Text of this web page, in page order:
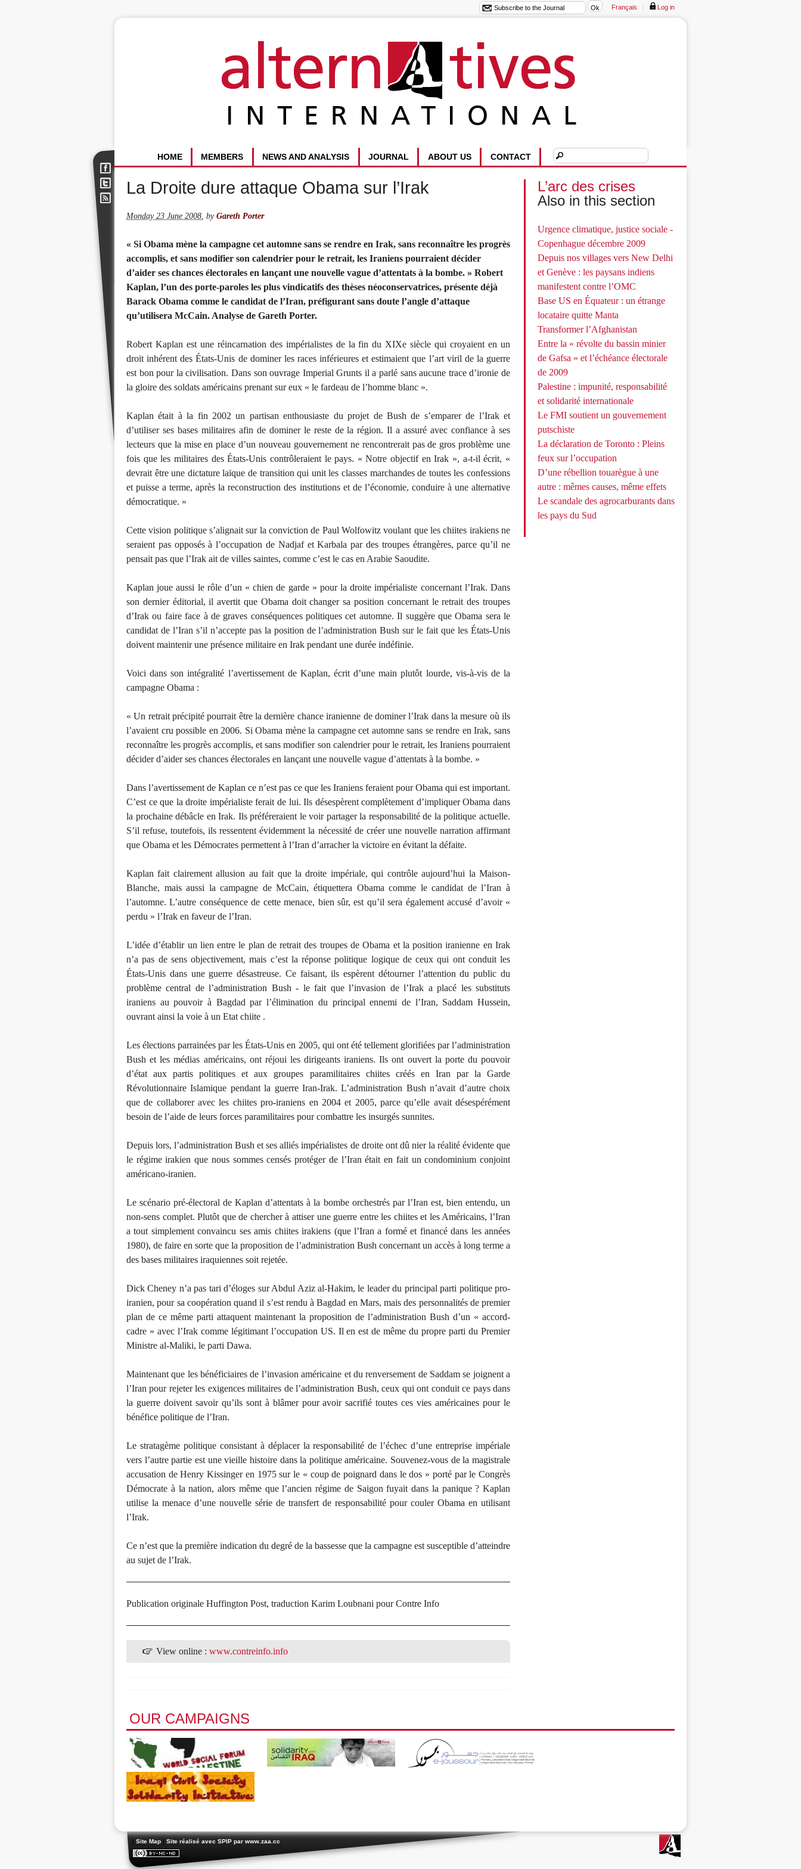
Français | Log in
CONTACT
ABOUT US
JOURNAL
NEWS AND ANALYSIS
MEMBERS
HOME
La Droite dure attaque Obama sur l’Irak
Monday 23 June 2008, byGareth Porter
« Si Obama mène la campagne cet automne sans se rendre en Irak, sans reconnaître les progrès
accomplis, et sans modifier son calendrier pour le retrait, les Iraniens pourraient décider
d’aider ses chances électorales en lançant une nouvelle vague d’attentats à la bombe. » Robert
Kaplan, l’un des porte-paroles les plus vindicatifs des thèses néoconservatrices, présente déjà
Barack Obama comme le candidat de l’Iran, préfigurant sans doute l’angle d’attaque
qu’utilisera McCain. Analyse de Gareth Porter.
Robert Kaplan est une réincarnation des impérialistes de la fin du XIXe siècle qui croyaient en un
droit inhérent des États-Unis de dominer les races inférieures et estimaient que l’art viril de la guerre
est bon pour la civilisation. Dans son ouvrage Imperial Grunts il a parlé sans aucune trace d’ironie de
la gloire des soldats américains prenant sur eux « le fardeau de l’homme blanc ».
Kaplan était à la fin 2002 un partisan enthousiaste du projet de Bush de s’emparer de l’Irak et
d’utiliser ses bases militaires afin de dominer le reste de la région. Il a assuré avec confiance à ses
lecteurs que la mise en place d’un nouveau gouvernement ne rencontrerait pas de gros problème une
fois que les militaires des États-Unis contrôleraient le pays. « Notre objectif en Irak », a-t-il écrit, «
devrait être une dictature laïque de transition qui unit les classes marchandes de toutes les confessions
et puisse a terme, après la reconstruction des institutions et de l’économie, conduire à une alternative
démocratique. »
Cette vision politique s’alignait sur la conviction de Paul Wolfowitz voulant que les chiites irakiens ne
seraient pas opposés à l’occupation de Nadjaf et Karbala par des troupes étrangères, parce qu’il ne
pensait pas que l’Irak ait de villes saintes, comme c’est le cas en Arabie Saoudite.
Kaplan joue aussi le rôle d’un « chien de garde » pour la droite impérialiste concernant l’Irak. Dans
son dernier éditorial, il avertit que Obama doit changer sa position concernant le retrait des troupes
d’Irak ou faire face à de graves conséquences politiques cet automne. Il suggère que Obama sera le
candidat de l’Iran s’il n’accepte pas la position de l’administration Bush sur le fait que les États-Unis
doivent maintenir une présence militaire en Irak pendant une durée indéfinie.
Voici dans son intégralité l’avertissement de Kaplan, écrit d’une main plutôt lourde, vis-à-vis de la
campagne Obama :
« Un retrait précipité pourrait être la dernière chance iranienne de dominer l’Irak dans la mesure où ils
l’avaient cru possible en 2006. Si Obama mène la campagne cet automne sans se rendre en Irak, sans
reconnaître les progrès accomplis, et sans modifier son calendrier pour le retrait, les Iraniens pourraient
décider d’aider ses chances électorales en lançant une nouvelle vague d’attentats à la bombe. »
Dans l’avertissement de Kaplan ce n’est pas ce que les Iraniens feraient pour Obama qui est important.
C’est ce que la droite impérialiste ferait de lui. Ils désespèrent complètement d’impliquer Obama dans
la prochaine débâcle en Irak. Ils préféreraient le voir partager la responsabilité de la politique actuelle.
S’il refuse, toutefois, ils ressentent évidemment la nécessité de créer une nouvelle narration affirmant
que Obama et les Démocrates permettent à l’Iran d’arracher la victoire en évitant la défaite.
Kaplan fait clairement allusion au fait que la droite impériale, qui contrôle aujourd’hui la Maison-
Blanche, mais aussi la campagne de McCain, étiquettera Obama comme le candidat de l’Iran à
l’automne. L’autre conséquence de cette menace, bien sûr, est qu’il sera également accusé d’avoir «
perdu » l’Irak en faveur de l’Iran.
L’idée d’établir un lien entre le plan de retrait des troupes de Obama et la position iranienne en Irak
n’a pas de sens objectivement, mais c’est la réponse politique logique de ceux qui ont conduit les
États-Unis dans une guerre désastreuse. Ce faisant, ils espèrent détourner l’attention du public du
problème central de l’administration Bush - le fait que l’invasion de l’Irak a placé les substituts
iraniens au pouvoir à Bagdad par l’élimination du principal ennemi de l’Iran, Saddam Hussein,
ouvrant ainsi la voie à un Etat chiite .
Les élections parrainées par les États-Unis en 2005, qui ont été tellement glorifiées par l’administration
Bush et les médias américains, ont réjoui les dirigeants iraniens. Ils ont ouvert la porte du pouvoir
d’état aux partis politiques et aux groupes paramilitaires chiites créés en Iran par la Garde
Révolutionnaire Islamique pendant la guerre Iran-Irak. L’administration Bush n’avait d’autre choix
que de collaborer avec les chiites pro-iraniens en 2004 et 2005, parce qu’elle avait désespérément
besoin de l’aide de leurs forces paramilitaires pour combattre les insurgés sunnites.
Depuis lors, l’administration Bush et ses alliés impérialistes de droite ont dû nier la réalité évidente que
le régime irakien que nous sommes censés protéger de l’Iran était en fait un condominium conjoint
américano-iranien.
Le scénario pré-électoral de Kaplan d’attentats à la bombe orchestrés par l’Iran est, bien entendu, un
non-sens complet. Plutôt que de chercher à attiser une guerre entre les chiites et les Américains, l’Iran
a tout simplement convaincu ses amis chiites irakiens (que l’Iran a formé et financé dans les années
1980), de faire en sorte que la proposition de l’administration Bush concernant un accès à long terme a
des bases militaires iraquiennes soit rejetée.
Dick Cheney n’a pas tari d’éloges sur Abdul Aziz al-Hakim, le leader du principal parti politique pro-
iranien, pour sa coopération quand il s’est rendu à Bagdad en Mars, mais des personnalités de premier
plan de ce même parti attaquent maintenant la proposition de l’administration Bush d’un « accord-
cadre » avec l’Irak comme légitimant l’occupation US. Il en est de même du propre parti du Premier
Ministre al-Maliki, le parti Dawa.
Maintenant que les bénéficiaires de l’invasion américaine et du renversement de Saddam se joignent a
l’Iran pour rejeter les exigences militaires de l’administration Bush, ceux qui ont conduit ce pays dans
la guerre doivent savoir qu’ils sont à blâmer pour avoir sacrifié toutes ces vies américaines pour le
bénéfice politique de l’Iran.
Le stratagème politique consistant à déplacer la responsabilité de l’échec d’une entreprise impériale
vers l’autre partie est une vieille histoire dans la politique américaine. Souvenez-vous de la magistrale
accusation de Henry Kissinger en 1975 sur le « coup de poignard dans le dos » porté par le Congrès
Démocrate à la nation, alors même que l’ancien régime de Saigon fuyait dans la panique ? Kaplan
utilise la menace d’une nouvelle série de transfert de responsabilité pour couler Obama en utilisant
l’Irak.
Ce n’est que la première indication du degré de la bassesse que la campagne est susceptible d’atteindre
au sujet de l’Irak.
Publication originale Huffington Post, traduction Karim Loubnani pour Contre Info
View online : www.contreinfo.info
L’arc des crises
Also in this section
Urgence climatique, justice sociale -
Copenhague décembre 2009
Depuis nos villages vers New Delhi
et Genève : les paysans indiens
manifestent contre l’OMC
Base US en Équateur : un étrange
locataire quitte Manta
Transformer l’Afghanistan
Entre la « révolte du bassin minier
de Gafsa » et l’échéance électorale
de 2009
Palestine : impunité, responsabilité
et solidarité internationale
Le FMI soutient un gouvernement
putschiste
La déclaration de Toronto : Pleins
feux sur l’occupation
D’une rébellion touarègue à une
autre : mêmes causes, même effets
Le scandale des agrocarburants dans
les pays du Sud
OUR CAMPAIGNS
| Site Map | Site réalisé avec SPIP par www.zaa.cc